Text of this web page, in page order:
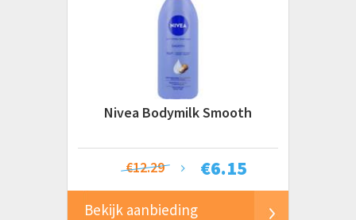
Nivea Bodymilk Smooth
€6.15
€12.29
Bekijk aanbieding